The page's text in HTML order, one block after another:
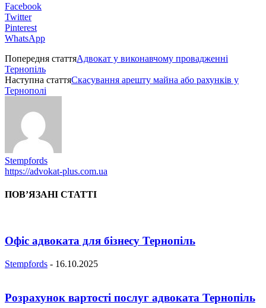
Facebook
Twitter
Pinterest
WhatsApp
Попередня статтяАдвокат у виконавчому провадженні
Тернопіль
Наступна статтяСкасування арешту майна або рахунків у
Тернополі
Stempfords
https://advokat-plus.com.ua
ПОВ’ЯЗАНІ СТАТТІ
Офіс адвоката для бізнесу Тернопіль
Stempfords - 16.10.2025
Розрахунок вартості послуг адвоката Тернопіль